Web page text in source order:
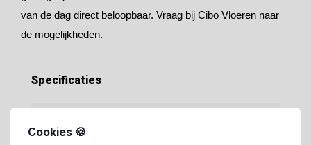
Cookies 🍪
van de dag direct beloopbaar. Vraag bij Cibo Vloeren naar
de mogelijkheden.
Specificaties
Soort vloer: